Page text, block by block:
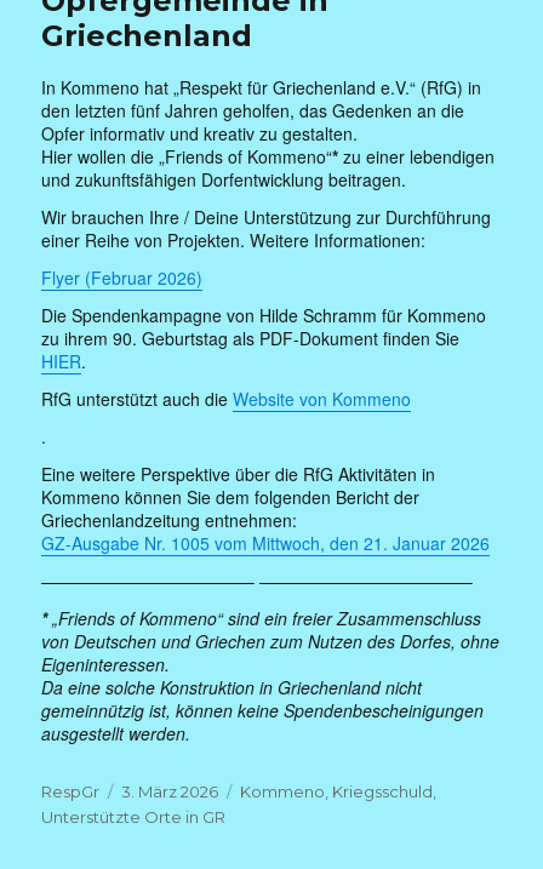
Griechenland
In Kommeno hat „Respekt für Griechenland e.V.“ (RfG) in
den letzten fünf Jahren geholfen, das Gedenken an die
Opfer informativ und kreativ zu gestalten.
Hier wollen die „Friends of Kommeno“* zu einer lebendigen
und zukunftsfähigen Dorfentwicklung beitragen.
Wir brauchen Ihre / Deine Unterstützung zur Durchführung
einer Reihe von Projekten. Weitere Informationen:
Flyer (Februar 2026)
Die Spendenkampagne von Hilde Schramm für Kommeno
zu ihrem 90. Geburtstag als PDF-Dokument finden Sie
HIER.
RfG unterstützt auch dieWebsite von Kommeno
.
Eine weitere Perspektive über die RfG Aktivitäten in
Kommeno können Sie dem folgenden Bericht der
Griechenlandzeitung entnehmen:
GZ-Ausgabe Nr. 1005 vom Mittwoch, den 21. Januar 2026
————————————– ————————————–
*„Friends of Kommeno“ sind ein freier Zusammenschluss
von Deutschen und Griechen zum Nutzen des Dorfes, ohne
Eigeninteressen.
Da eine solche Konstruktion in Griechenland nicht
gemeinnützig ist, können keine Spendenbescheinigungen
ausgestellt werden.
Autor
RespGr
Veröffentlicht
am
3. März 2026 Kategorien
Kommeno, Kriegsschuld,
Unterstützte Orte in GR